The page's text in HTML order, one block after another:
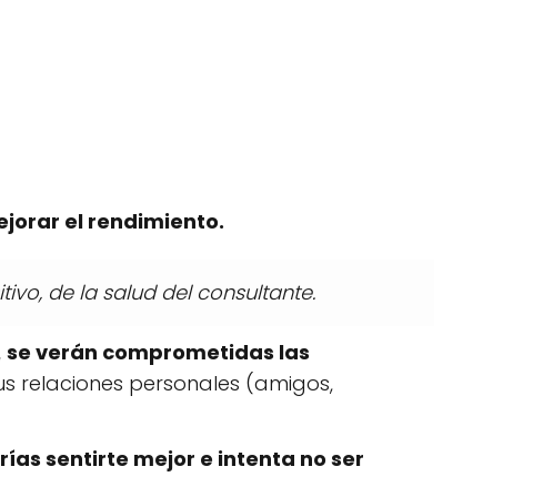
el rendimiento.
de la salud del consultante.
se verán comprometidas las
relaciones personales (amigos,
sentirte mejor e intenta no ser